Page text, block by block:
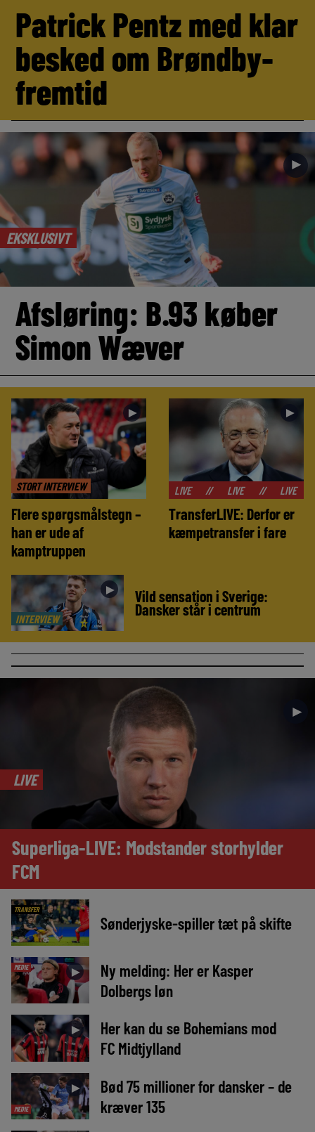
Patrick Pentz med klar
besked om Brøndby-
fremtid
EKSKLUSIVT
►
Afsløring: B.93 køber
Simon Wæver
STORT INTERVIEW
►
Flere spørgsmålstegn –
han er ude af
kamptruppen
►
// LIVE LIVE LIVE LIVE
TransferLIVE: Derfor er
kæmpetransfer i fare
INTERVIEW
► Vild sensation i Sverige:
Dansker står i centrum
►
LIVE
Superliga-LIVE: Modstander storhylder
FCM
TRANSFER
Sønderjyske-spiller tæt på skifte
MEDIE ►
Ny melding: Her er Kasper
Dolbergs løn
►
Her kan du se Bohemians mod
FC Midtjylland
MEDIE
►
Bød 75 millioner for dansker – de
kræver 135